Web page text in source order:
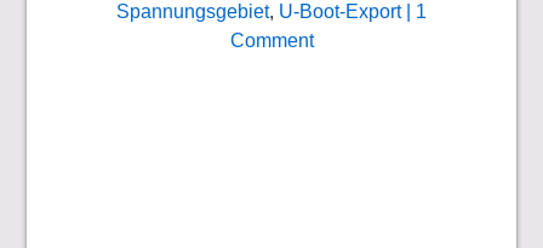
Spannungsgebiet, U-Boot-Export| 1
Comment